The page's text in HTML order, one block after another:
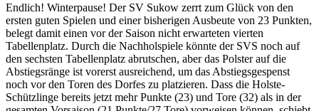
Endlich! Winterpause! Der SV Sukow zerrt zum Glück von den
ersten guten Spielen und einer bisherigen Ausbeute von 23 Punkten,
belegt damit einen vor der Saison nicht erwarteten vierten
Tabellenplatz. Durch die Nachholspiele könnte der SVS noch auf
den sechsten Tabellenplatz abrutschen, aber das Polster auf die
Abstiegsränge ist vorerst ausreichend, um das Abstiegsgespenst
noch vor den Toren des Dorfes zu platzieren. Dass die Holste-
Schützlinge bereits jetzt mehr Punkte (23) und Tore (32) als in der